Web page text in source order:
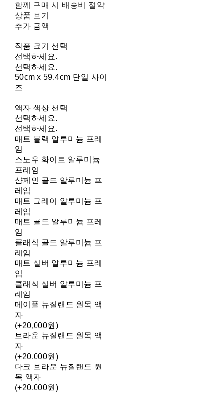
함께 구매 시 배송비 절약
상품 보기
추가 금액
작품 크기 선택
선택하세요.
선택하세요.
50cm x 59.4cm 단일 사이
즈
액자 색상 선택
선택하세요.
선택하세요.
매트 블랙 알루미늄 프레
임
스노우 화이트 알루미늄
프레임
샴페인 골드 알루미늄 프
레임
매트 그레이 알루미늄 프
레임
매트 골드 알루미늄 프레
임
클래식 골드 알루미늄 프
레임
매트 실버 알루미늄 프레
임
클래식 실버 알루미늄 프
레임
메이플 뉴질랜드 원목 액
자
(+20,000원)
브라운 뉴질랜드 원목 액
자
(+20,000원)
다크 브라운 뉴질랜드 원
목 액자
(+20,000원)